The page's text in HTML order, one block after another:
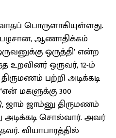
பொருளாகியுள்ளது.
ஆணாதிக்கம்
ஒருத்தி’ என்ற
உறவினர் ஒருவர், 12-ம்
பற்றி அடிக்கடி
மகளுக்கு 300
ஜாம் ஜாம்னு திருமணம்
சொல்வார். அவர்
வியாபாரத்தில்